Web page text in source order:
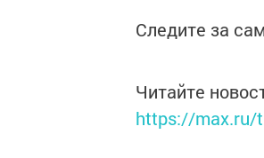
Следите за
Читайте
https://max.ru/